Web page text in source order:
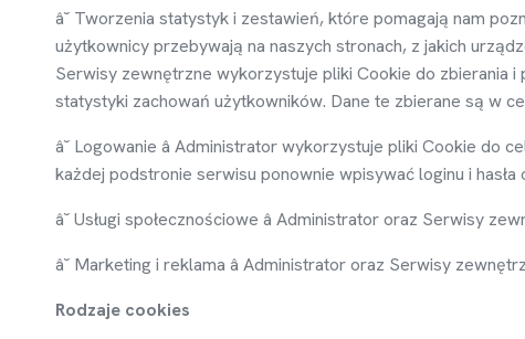
â˘ Tworzenia statystyk i zestawień, które pomagają nam
użytkownicy przebywają na naszych stronach, z jakich urzą
Serwisy zewnętrzne wykorzystuje pliki Cookie do zbierania
statystyki zachowań użytkowników. Dane te zbierane są w
â˘ Logowanie â Administrator wykorzystuje pliki Cookie do
każdej podstronie serwisu ponownie wpisywaćloginu i hasła
â˘ Usługi społecznościowe â Administrator oraz Serwisy
â˘ Marketing i reklama â Administrator oraz Serwisy zewnę
Rodzaje cookies